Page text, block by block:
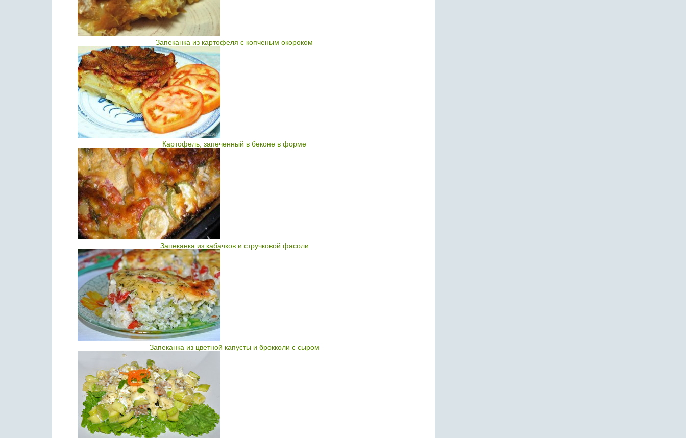
Запеканка из картофеля с копченым окороком
Картофель, запеченный в беконе в форме
Запеканка из кабачков и стручковой фасоли
Запеканка из цветной капусты и брокколи с сыром